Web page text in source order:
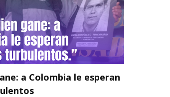
a Colombia le esperan